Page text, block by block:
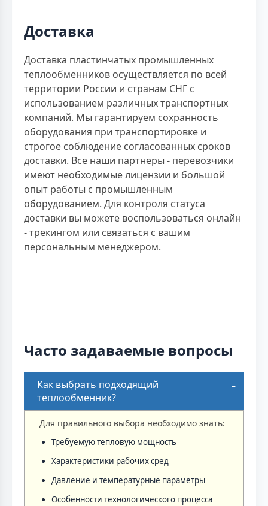
Доставка
Доставка пластинчатых промышленных
теплообменников осуществляется по всей
территории России и странам СНГ с
использованием различных транспортных
компаний. Мы гарантируем сохранность
оборудования при транспортировке и
строгое соблюдение согласованных сроков
доставки. Все наши партнеры - перевозчики
имеют необходимые лицензии и большой
опыт работы с промышленным
оборудованием. Для контроля статуса
доставки вы можете воспользоваться онлайн
- трекингом или связаться с вашим
персональным менеджером.
Часто задаваемые вопросы
Как выбрать подходящий
теплообменник?
Для правильного выбора необходимо знать:
Требуемую тепловую мощность
Характеристики рабочих сред
Давление и температурные параметры
Особенности технологического процесса